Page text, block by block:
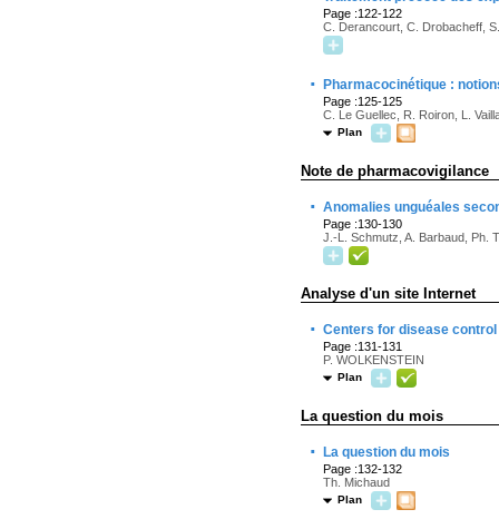
Page :122-122
C. Derancourt, C. Drobacheff,
· Pharmacocinétique :
Page :125-125
C. Le Guellec, R. Roiron, L.
Plan
Note de pharmacovigilance
· Anomalies unguéales
Page :130-130
J.-L. Schmutz, A. Barbaud, Ph.
Analyse d'un site Internet
· Centers for disease
Page :131-131
P. WOLKENSTEIN
Plan
La question du mois
· La question du mois
Page :132-132
Th. Michaud
Plan